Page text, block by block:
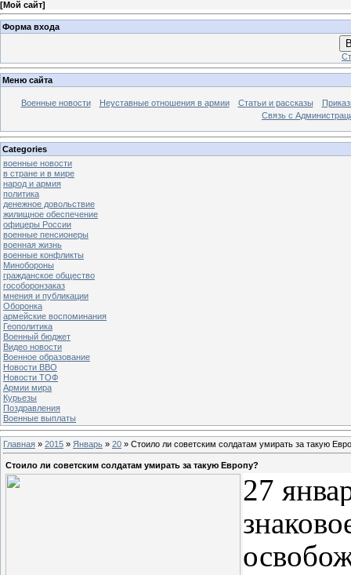
[Мой сайт]
Форма входа
Меню сайта
Военные новости Неуставные отношения в армии Статьи и рассказы
Связь с
Categories
военные новости
в стране и в мире
народ и армия
политика
денежное довольствие
жилищное обеспечение
офицеры России
военные пенсионеры
военная жизнь
военные конфликты
Минобороны
гражданское общество
гособоронзаказ
мнения и публикации
Оборонка
армейские воспоминания
Геополитика
Военный бюджет
Видео новости
Военное образование
Новости ВВО
Новости ТОФ
Армии мира
Курьезы
Поздравления
Военные выплаты
Главная » 2015 » Январь » 20 » Стоило ли советским солдатам умирать за такую
Стоило ли советским солдатам умирать за такую Европу?
27